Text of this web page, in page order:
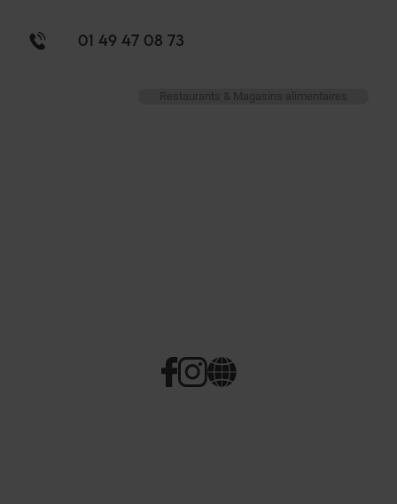
01 49 47 08 73
Restaurants & Magasins alimentaires